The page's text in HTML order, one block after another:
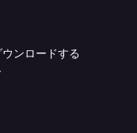
ンロードする